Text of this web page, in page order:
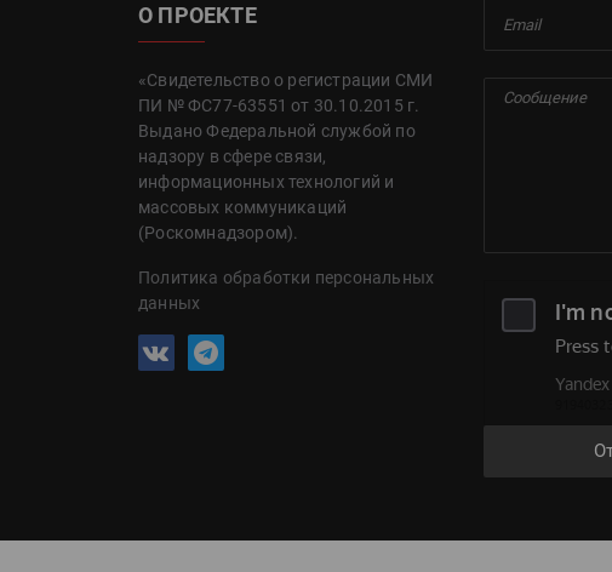
О ПРОЕКТЕ
«Свидетельство о регистрации СМИ
ПИ № ФС77-63551 от 30.10.2015 г.
Выдано Федеральной службой по
надзору в сфере связи,
информационных технологий и
массовых коммуникаций
(Роскомнадзором).
Политика обработки персональных
данных